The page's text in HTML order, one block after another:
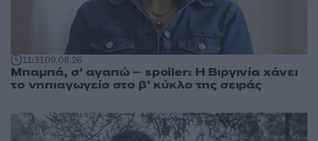
11:3109.08.26
Μπαμπά, σ’ αγαπώ – spoiler: Η Βιργινία χάνει
το νηπιαγωγείο στο β’ κύκλο της σειράς